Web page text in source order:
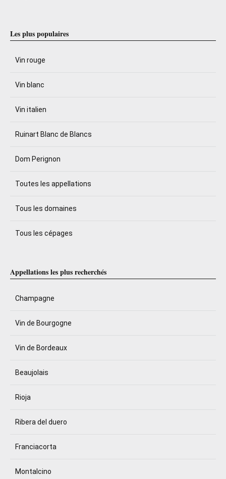
Les plus populaires
Vin rouge
Vin blanc
Vin italien
Ruinart Blanc de Blancs
Dom Perignon
Toutes les appellations
Tous les domaines
Tous les cépages
Appellations les plus recherchés
Champagne
Vin de Bourgogne
Vin de Bordeaux
Beaujolais
Rioja
Ribera del duero
Franciacorta
Montalcino